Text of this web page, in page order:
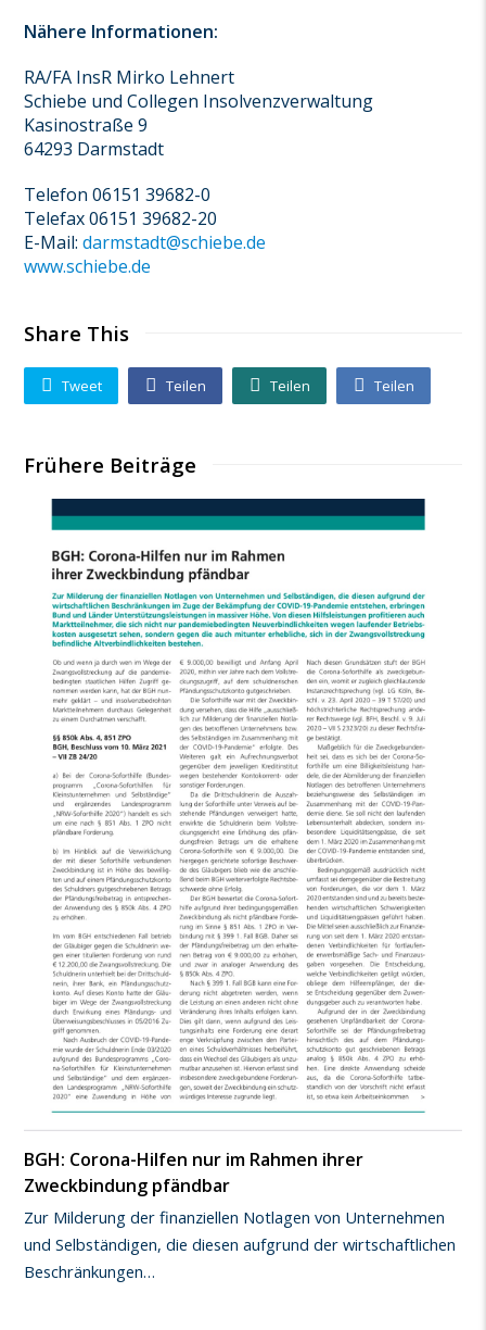
Nähere Informationen:
RA/FA InsR Mirko Lehnert
Schiebe und Collegen Insolvenzverwaltung
Kasinostraße 9
64293 Darmstadt
Telefon 06151 39682-0
Telefax 06151 39682-20
E-Mail:darmstadt@schiebe.de
www.schiebe.de
Share This
Tweet Teilen Teilen Teilen
Frühere Beiträge
BGH: Corona-Hilfen nur im Rahmen ihrer
Zweckbindung pfändbar
Zur Milderung der finanziellen Notlagen von Unternehmen
und Selbständigen, die diesen aufgrund der wirtschaftlichen
Beschränkungen…